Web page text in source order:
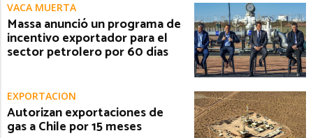
VACA MUERTA
Massa anunció un programa de
incentivo exportador para el
sector petrolero por 60 días
EXPORTACIÓN
Autorizan exportaciones de
gas a Chile por 15 meses